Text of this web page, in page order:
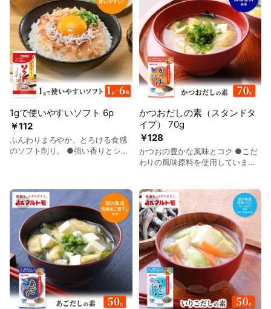
￥112
1gで使いやすいソフト 6p
ふんわりまろやか、とろける食感
のソフト削り。 ●強い香りとシャ
帯状削りです。 ●かつおの筋肉繊
維を断ち切るように削っています
ので、ふんわりやわらか仕立ての
ソフト削りです。 ●使い切りやす
い内容量（1g）でトッピングに最
適。連包資材にすることで仕切り
を無くし、プラスチック使用量を
削減しました。 ●おすすめの食べ
方：ふりかけに最適です。お好み
焼き、たこ焼き、お豆腐、おひた
し、お漬け物など何にでも直接ふ
￥128
かつおだしの素（スタンドタ
イプ） 70g
かつおの豊かな風味とコク ●こだ
わりの風味原料を使用していま
つお節の豊かな香りと宗田がつお
節のコク味が特長のだしの素で
す。 ●アレルゲンを含まない原料
のみで作っています。 ●調味料を
バランス良く配合していますの
で、溶かすだけで簡単に本格的な
だしができます。 ●溶けやすい顆
粒に仕上げました。様々な場面で
使いやすいだしの素です。 ●1袋
70g入りのお徳商品です。 ●保管
に便利なチャック付きです。